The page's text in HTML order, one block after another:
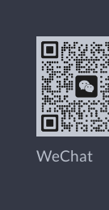
WeChat